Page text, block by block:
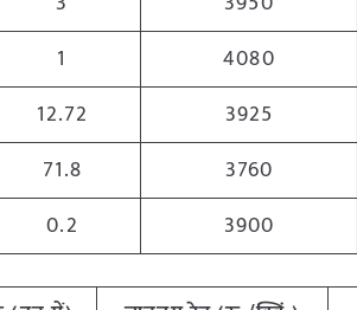
1 4080
12.72 3925
71.8 3760
0.2 3900